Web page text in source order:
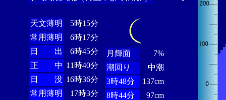
天文薄明
5時15分
常用薄明
6時17分
日 出
6時45分
正 中 11時40分
日 没 16時36分
常用薄明
17時3分
月輝面
7%
潮回り
中潮
3時48分
137cm
8時44分
97cm